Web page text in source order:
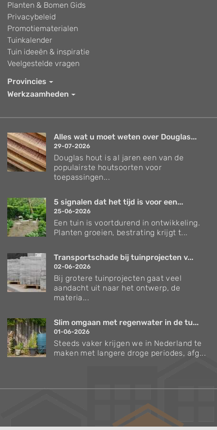
Planten & Bomen Gids
Privacybeleid
Promotiematerialen
Tuinkalender
Tuin ideeën & inspiratie
Veelgestelde vragen
Provincies
Werkzaamheden
Alles wat u moet weten over Douglas...
29-07-2026
Douglas hout is al jaren een van de
populairste houtsoorten voor
toepassingen...
5 signalen dat het tijd is voor een...
25-06-2026
Een tuin is voortdurend in ontwikkeling.
Planten groeien, bestrating krijgt t...
Transportschade bij tuinprojecten v...
02-06-2026
Bij grotere tuinprojecten gaat veel
aandacht uit naar het ontwerp, de
materia...
Slim omgaan met regenwater in de tu...
01-06-2026
Steeds vaker krijgen we in Nederland te
maken met langere droge periodes, afg...